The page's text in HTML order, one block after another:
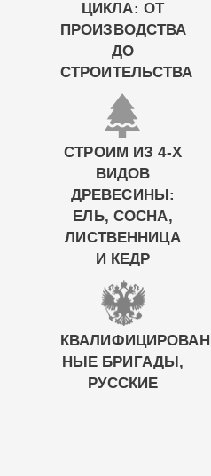
ЦИКЛА: ОТ
ПРОИЗВОДСТВА
ДО
СТРОИТЕЛЬСТВА
СТРОИМ ИЗ 4-Х
ВИДОВ
ДРЕВЕСИНЫ:
ЕЛЬ, СОСНА,
ЛИСТВЕННИЦА
И КЕДР
КВАЛИФИЦИРОВАН
НЫЕ БРИГАДЫ,
РУССКИЕ